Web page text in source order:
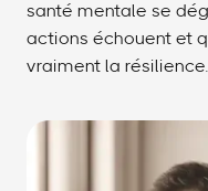
santé mentale se
actions échouent et
vraiment la résilience.